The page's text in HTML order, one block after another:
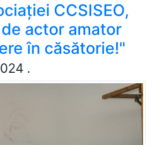
CCSISEO,
actor amator
în căsătorie!"
.